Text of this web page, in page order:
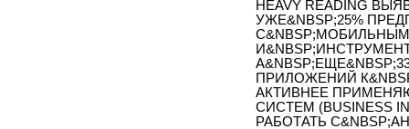
HEAVY READING
УЖЕ&NBSP;25%
ПРИЛОЖЕНИЙ
АКТИВНЕЕ
СИСТЕМ (BUSINESS
РАБОТАТЬ